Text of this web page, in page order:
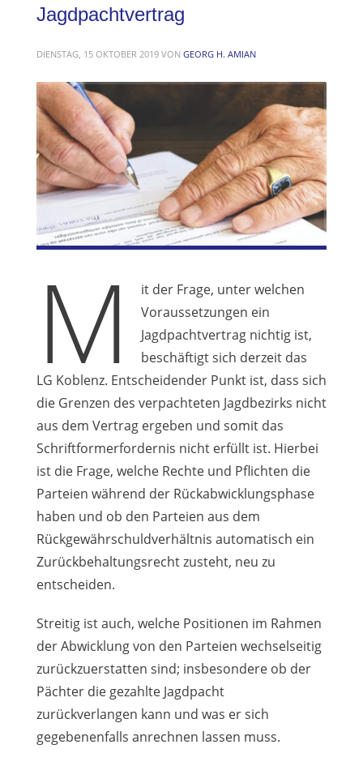
Jagdpachtvertrag
DIENSTAG, 15 OKTOBER 2019 VON GEORG H. AMIAN
M
it der Frage, unter welchen
Voraussetzungen ein
Jagdpachtvertrag nichtig ist,
beschäftigt sich derzeit das
LG Koblenz. Entscheidender Punkt ist, dass sich
die Grenzen des verpachteten Jagdbezirks nicht
aus dem Vertrag ergeben und somit das
Schriftformerfordernis nicht erfüllt ist. Hierbei
ist die Frage, welche Rechte und Pflichten die
Parteien während der Rückabwicklungsphase
haben und ob den Parteien aus dem
Rückgewährschuldverhältnis automatisch ein
Zurückbehaltungsrecht zusteht, neu zu
entscheiden.
Streitig ist auch, welche Positionen im Rahmen
der Abwicklung von den Parteien wechselseitig
zurückzuerstatten sind; insbesondere ob der
Pächter die gezahlte Jagdpacht
zurückverlangen kann und was er sich
gegebenenfalls anrechnen lassen muss.